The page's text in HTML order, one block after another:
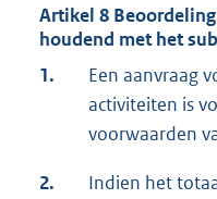
Artikel 8
houdend met het
1.
Een aanvraag
activiteiten is
voorwaarden
2.
Indien het